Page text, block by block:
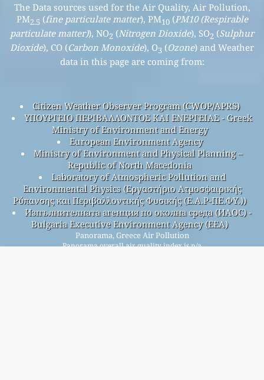
The Data sources used for the Air Quality, Air Pollution,
PM2.5 (fine particulate matter), PM10(PM10 (Respirable
particulate matter)), NO2 (Nitrogen Dioxide), SO2 (Sulphur
Dioxide), CO (Carbon Monoxide), O3 (Ozone) and Weather
data in this page are coming from:
Citizen Weather Observer Program (CWOP/APRS)
ΥΠΟΥΡΓΕΙΟ ΠΕΡΙΒΑΛΛΟΝΤΟΣ ΚΑΙ ΕΝΕΡΓΕΙΑΣ - Greek
Ministry of Environment and Energy
European Environment Agency
Ministry of Environment and Physical Planning –
Republic of North Macedonia
Laboratory of Atmospheric Pollution and
Environmental Physics (Εργαστήριο Ατμοσφαιρικής
Ρύπανσης και Περιβαλλοντικής Φυσικής (Ε.Α.Ρ-ΠΕ.ΦΥ.))
Изпълнителната агенция по околна среда (ИАОС) -
Bulgaria Executive Environment Agency (EEA)
Panorama, Greece Air Pollution
Panorama overall air quality index is n/a